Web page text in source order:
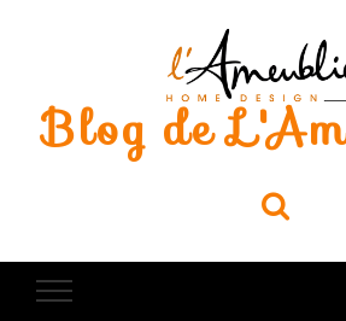
Blog de